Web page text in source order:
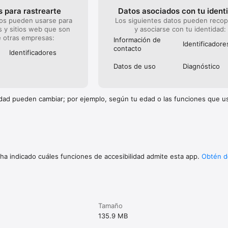
la relajación y el sueño profundo.
RESPALDADOS: Nuestras técnicas están respaldadas por
que el masaje infantil reduce el estrés, disminuye los
neurológico y muscular.
El diseño fácil de usar asegura una experiencia sin complicaciones
entre países y los cargos reales pueden convertirse a tu moneda
que ya disfrutan de Storybook.
para rastrearte
pueden usarse para
y sitios web que son
otras empresas:
Identificado­res
Datos asociados con tu
Los siguientes datos pueden
y asociarse con tu identidad:
Información de
contacto
Datos de uso Diagnóstico
pueden cambiar; por ejemplo, según tu edad o las funciones que
indicado cuáles funciones de accesibilidad admite esta app. Obtén
Tamaño
135.9 MB